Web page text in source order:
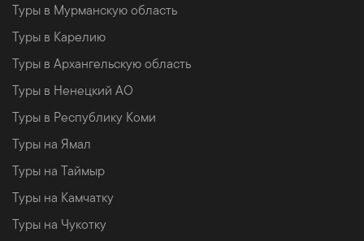
Туры в Мурманскую область
Туры в Карелию
Туры в Архангельскую область
Туры в Ненецкий АО
Туры в Республику Коми
Туры на Ямал
Туры на Таймыр
Туры на Камчатку
Туры на Чукотку